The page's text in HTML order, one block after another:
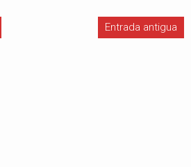
Entrada antigua